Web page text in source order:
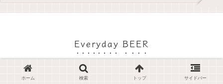
Everyday BEER
プライバシーポリシー・免責事
ホーム 検索 トップ サイドバー